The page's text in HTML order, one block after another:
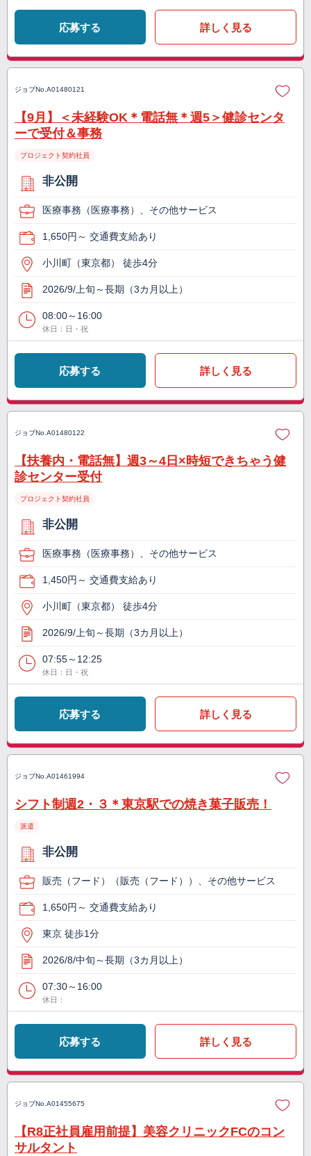
応募する 詳しく見る
ジョブNo. A01480121
【9月】＜未経験OK＊電話無＊週5＞健診センタ
ーで受付＆事務
プロジェクト契約社員
非公開
医療事務（医療事務）、その他サービス
1,650円～ 交通費支給あり
小川町（東京都） 徒歩4分
2026/9/上旬～長期（3カ月以上）
08:00～16:00
休日：日・祝
応募する 詳しく見る
ジョブNo. A01480122
【扶養内・電話無】週3～4日×時短できちゃう健
診センター受付
プロジェクト契約社員
非公開
医療事務（医療事務）、その他サービス
1,450円～ 交通費支給あり
小川町（東京都） 徒歩4分
2026/9/上旬～長期（3カ月以上）
07:55～12:25
休日：日・祝
応募する 詳しく見る
ジョブNo. A01461994
シフト制週2・３＊東京駅での焼き菓子販売！
派遣
非公開
販売（フード）（販売（フード））、その他サービス
1,650円～ 交通費支給あり
東京 徒歩1分
2026/8/中旬～長期（3カ月以上）
07:30～16:00
休日：
応募する 詳しく見る
ジョブNo. A01455675
【R8正社員雇用前提】美容クリニックFCのコン
サルタント